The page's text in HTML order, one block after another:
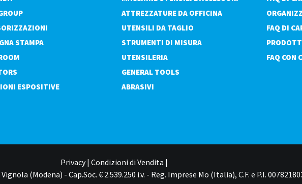
STAMPA
ESPOSITIVE
ATTREZZATURE DA OFFICINA
UTENSILI DA TAGLIO
STRUMENTI DI MISURA
UTENSILERIA
GENERAL TOOLS
ABRASIVI
FAQ DI
FAQ CON
Privacy| Condizioni di Vendita |
(Modena) - Cap.Soc. € 2.539.250 i.v. - Reg. Imprese Mo (Italia), C.F. e P.I.